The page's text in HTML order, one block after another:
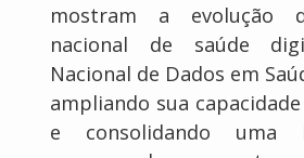
mostram a evolução
nacional de saúde
Nacional de Dados em
ampliando sua
e consolidando uma